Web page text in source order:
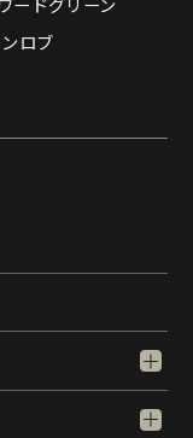
ロブ